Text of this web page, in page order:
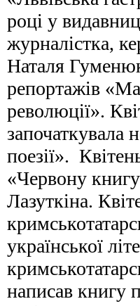
році у
журналістка,
Наталя
репортажів
революції».
започаткувала
поезії».
«Червону
Лазуткіна.
української
написав книгу